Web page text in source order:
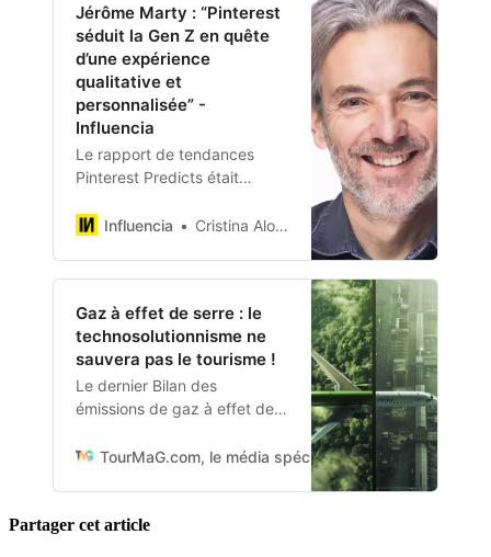
songent déjà au…
Jérôme Marty : “Pinterest
séduit la Gen Z en quête
d’une expérience
qualitative et
personnalisée” -
Influencia
Le rapport de tendances
Pinterest Predicts était
Marty, Managing Director
son analyse quant à son
succès auprès de la Gen Z et
des annonceurs chaque fois
plus intéressés par la
philosophie de la plateforme
ambiante.
Influencia Cristina Alonso
Gaz à effet de serre : le
technosolutionnisme ne
sauvera pas le tourisme !
Le dernier Bilan des
émissions de gaz à effet de
réalisé par l’ADEME en France
environnemental du tourisme
TourMaG.com, le média spécialiste du tourisme
Partager cet article